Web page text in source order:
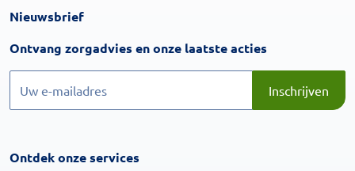
Nieuwsbrief
Ontvang zorgadvies en onze laatste acties
Inschrijven
Ontdek onze services